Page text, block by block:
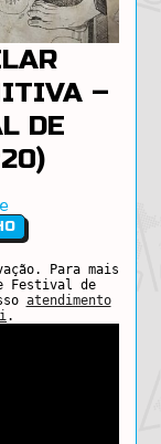
–
DE
Para mais
Festival de
atendimento
.